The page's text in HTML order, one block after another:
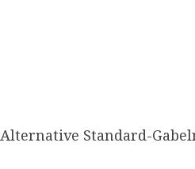
​Alternative Standard-